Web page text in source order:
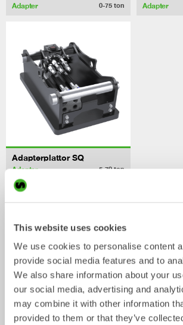
This website uses cookies
We use cookies to personalise content
provide social media features and to
We also share information about your
our social media, advertising and
may combine it with other information
provided to them or that they’ve
Adapter 0-75 ton Adapter
Adapterplattor SQ
Adapter 5-70ton